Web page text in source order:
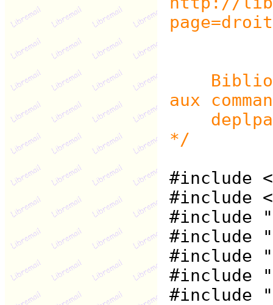
aux
*/
#include
#include
#include
#include
#include
#include
#include